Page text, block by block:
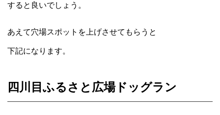
すると良いでしょう。
あえて穴場スポットを上げさせてもらうと
下記になります。
四川目ふるさと広場ドッグラン